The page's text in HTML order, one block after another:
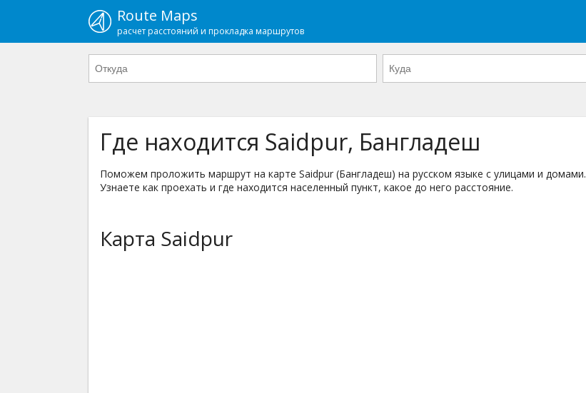
Route Maps
расчет расстояний и прокладка маршрутов
Где находится Saidpur, Бангладеш
Поможем проложить маршрут на карте Saidpur (Бангладеш) на русском языке с улицами и домами.
Узнаете как проехать и где находится населенный пункт, какое до него расстояние.
Карта Saidpur